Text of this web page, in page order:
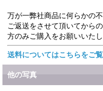
万が一弊社商品に何らかの
ご返送をさせて頂いてから
方のみご購入をお願いいたし
送料についてはこちらをご覧
他の写真